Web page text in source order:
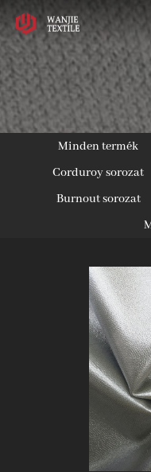
Ipari innovátor
Minden termék
Corduroy sorozat
Burnout sorozat